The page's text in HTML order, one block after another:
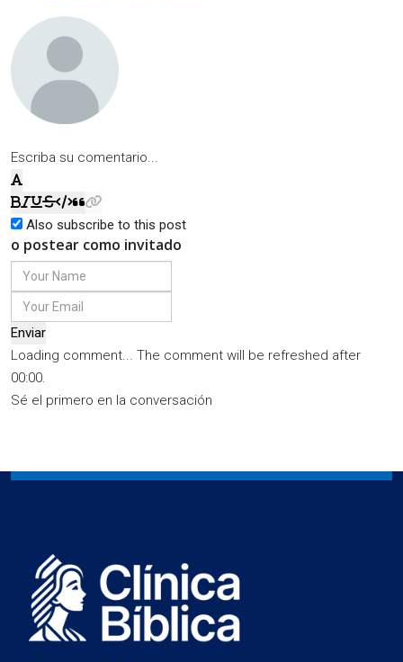
Escriba su comentario...
Also subscribe to this post
o postear como invitado
Enviar
Loading comment... The comment will be refreshed after
00:00.
Sé el primero en la conversación